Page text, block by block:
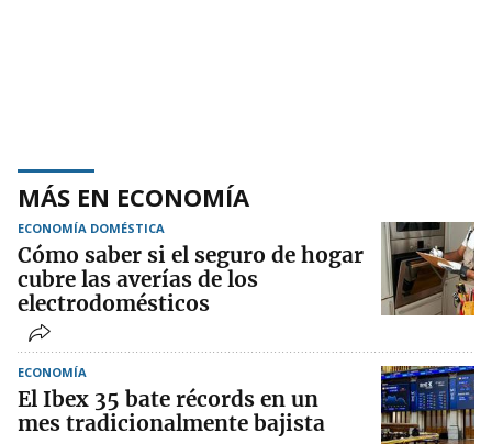
MÁS EN ECONOMÍA
ECONOMÍA DOMÉSTICA
Cómo saber si el seguro de hogar
cubre las averías de los
electrodomésticos
ECONOMÍA
El Ibex 35 bate récords en un
mes tradicionalmente bajista